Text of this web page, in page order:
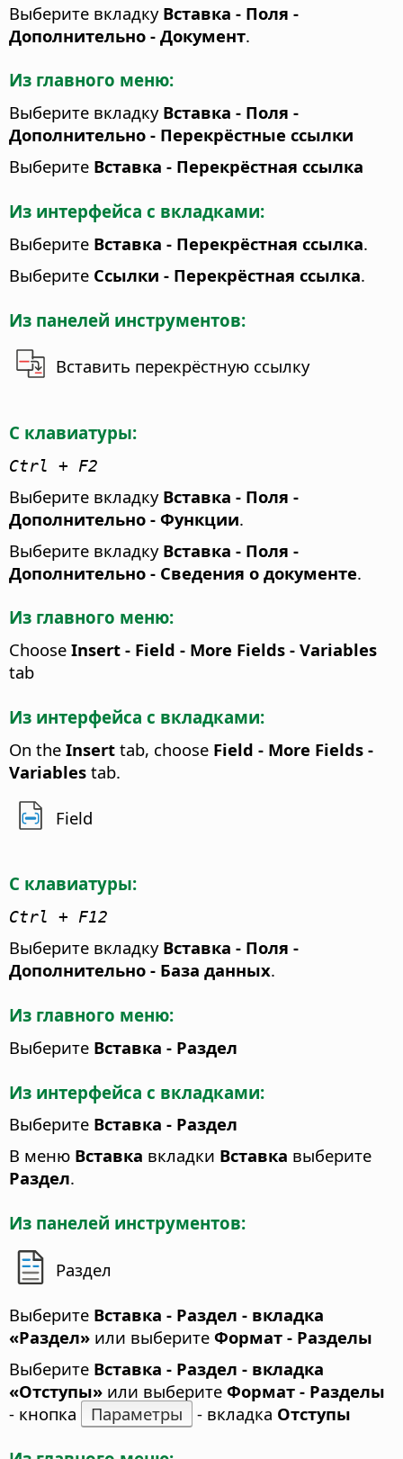
Выберите вкладку Вставка - Поля -
Дополнительно - Документ.
Из главного меню:
Выберите вкладку Вставка - Поля -
Дополнительно - Перекрёстные ссылки
Выберите Вставка - Перекрёстная ссылка
Из интерфейса с вкладками:
Выберите Вставка - Перекрёстная ссылка.
Выберите Ссылки - Перекрёстная ссылка.
Из панелей инструментов:
Вставить перекрёстную ссылку
С клавиатуры:
Ctrl + F2
Выберите вкладку Вставка - Поля -
Дополнительно - Функции.
Выберите вкладку Вставка - Поля -
Дополнительно - Сведения о документе.
Из главного меню:
Choose Insert - Field - More Fields - Variables
tab
Из интерфейса с вкладками:
On the Insert tab, choose Field - More Fields -
Variables tab.
Field
С клавиатуры:
Ctrl + F12
Выберите вкладку Вставка - Поля -
Дополнительно - База данных.
Из главного меню:
Выберите Вставка - Раздел
Из интерфейса с вкладками:
Выберите Вставка - Раздел
В меню Вставка вкладки Вставка выберите
Раздел.
Из панелей инструментов:
Раздел
Выберите Вставка - Раздел - вкладка
«Раздел» или выберите Формат - Разделы
Выберите Вставка - Раздел - вкладка
«Отступы» или выберите Формат - Разделы
- кнопка
Параметры - вкладка Отступы